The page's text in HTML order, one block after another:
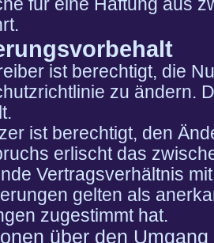
für eine Haftung aus
ist berechtigt, die
zu ändern.
ist berechtigt, den
erlischt das
Vertragsverhältnis
gelten als
zugestimmt hat.
über den